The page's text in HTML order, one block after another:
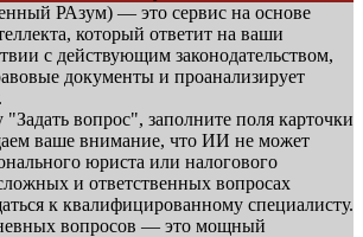
РАзум) — это сервис на основе
который ответит на ваши
с действующим законодательством,
документы и проанализирует
вопрос", заполните поля карточки
ваше внимание, что ИИ не может
юриста или налогового
и ответственных вопросах
к квалифицированному специалисту.
вопросов — это мощный